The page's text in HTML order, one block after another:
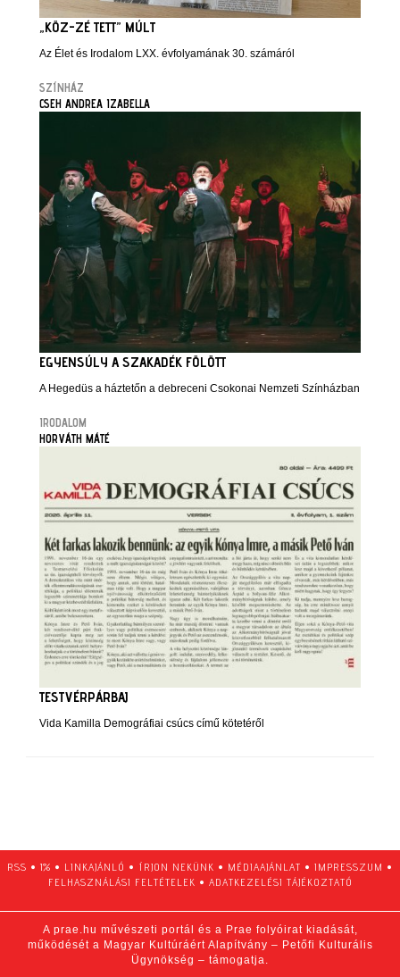
„KÖZ-ZÉ TETT” MÚLT
Az Élet és Irodalom LXX. évfolyamának 30. számáról
SZÍNHÁZ
CSEH ANDREA IZABELLA
EGYENSÚLY A SZAKADÉK FÖLÖTT
A Hegedüs a háztetőn a debreceni Csokonai Nemzeti Színházban
IRODALOM
HORVÁTH MÁTÉ
TESTVÉRPÁRBAJ
Vida Kamilla Demográfiai csúcs című kötetéről
RSS • 1% • LINKAJÁNLÓ • ÍRJON NEKÜNK • MÉDIAAJÁNLAT • IMPRESSZUM •
FELHASZNÁLÁSI FELTÉTELEK • ADATKEZELÉSI TÁJÉKOZTATÓ
A prae.hu művészeti portál és a Prae folyóirat kiadását,
működését a Magyar Kultúráért Alapítvány – Petőfi Kulturális
Ügynökség – támogatja.